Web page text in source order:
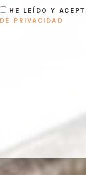
pertinentes para
HE LEÍDO Y
DE PRIVACIDAD